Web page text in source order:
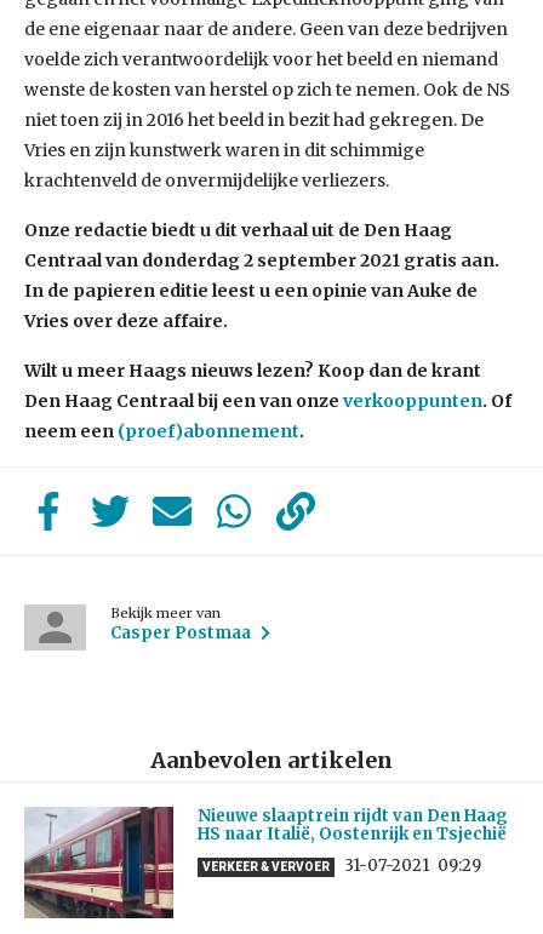
de ene eigenaar naar de andere. Geen van deze bedrijven
voelde zich verantwoordelijk voor het beeld en niemand
wenste de kosten van herstel op zich te nemen. Ook de NS
niet toen zij in 2016 het beeld in bezit had gekregen. De
Vries en zijn kunstwerk waren in dit schimmige
krachtenveld de onvermijdelijke verliezers.
Onze redactie biedt u dit verhaal uit de Den Haag
Centraal van donderdag 2 september 2021 gratis aan.
In de papieren editie leest u een opinie van Auke de
Vries over deze affaire.
Wilt u meer Haags nieuws lezen? Koop dan de krant
Den Haag Centraal bij een van onze verkooppunten. Of
neem een (proef)abonnement.
Bekijk meer van
Casper Postmaa
Aanbevolen artikelen
Nieuwe slaaptrein rijdt van Den Haag
HS naar Italië, Oostenrijk en Tsjechië
VERKEER & VERVOER 31-07-2021 09:29